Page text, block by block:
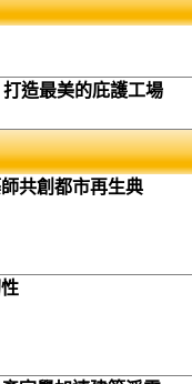
造最美的庇護工場
共創都市再生典